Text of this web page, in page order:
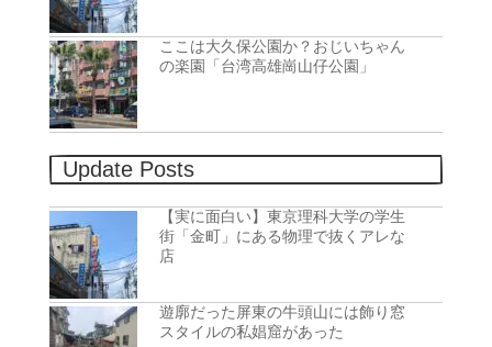
ここは大久保公園か？おじいちゃん
の楽園「台湾高雄崗山仔公園」
Update Posts
【実に面白い】東京理科大学の学生
街「金町」にある物理で抜くアレな
店
遊廓だった屏東の牛頭山には飾り窓
スタイルの私娼窟があった